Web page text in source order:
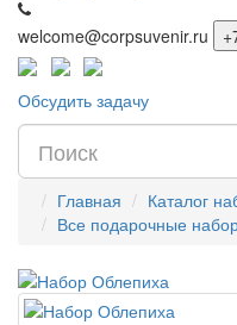
welcome@corpsuvenir.ru
Обсудить задачу
Главная
Каталог
Все подарочные